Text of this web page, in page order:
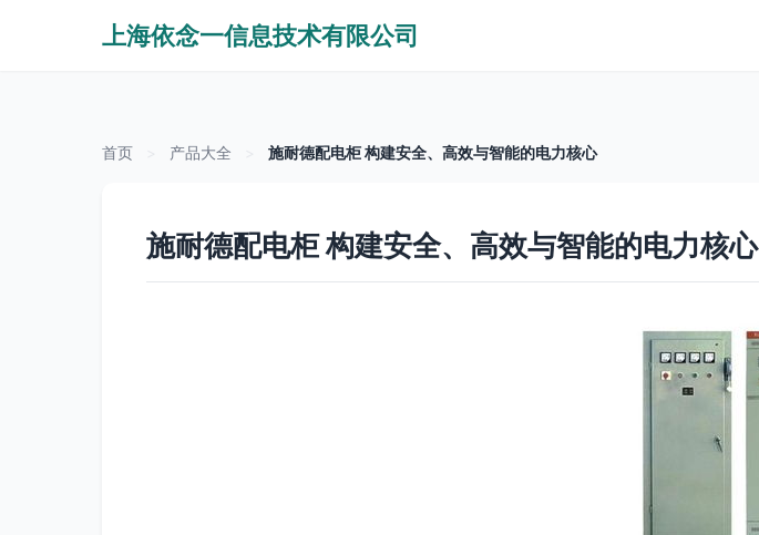
上海依念一信息技术有限公司
首页 产品大全 施耐德配电柜 构建安全、高效与智能的电力核心
施耐德配电柜 构建安全、高效与智能的电力核心